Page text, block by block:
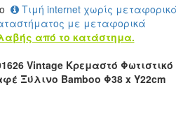
Τιμή internet χωρίς
με μεταφορικά
από το κατάστημα.
Vintage Κρεμαστό
Ξύλινο Bamboo Φ38 x Υ22cm